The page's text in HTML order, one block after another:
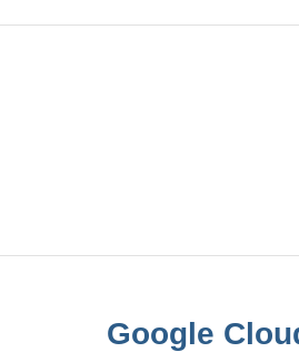
Google